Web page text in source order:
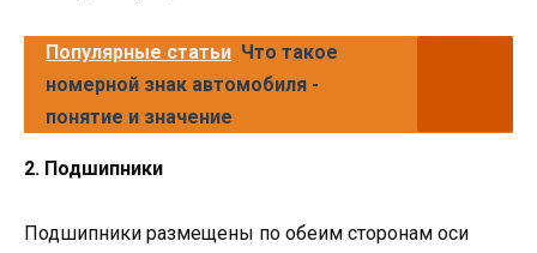
Популярные статьи Что такое
номерной знак автомобиля -
понятие и значение
2. Подшипники
Подшипники размещены по обеим сторонам оси